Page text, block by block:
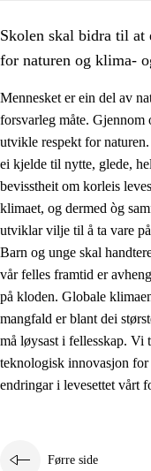
1.
1.1
1.2 Identitet og
1.3 Kritisk tenking
1.4 Skaparglede,
1.5 Respekt for
Skolen skal bidra til at
for naturen og klima-
Mennesket er ein del av
forsvarleg måte.
utvikle respekt for
ei kjelde til nytte, glede,
bevisstheit om korleis
klimaet, og dermed òg
utviklar vilje til å ta vare
Barn og unge skal
vår felles framtid er
på kloden. Globale
mangfald er blant dei
må løysast i fellesskap. Vi
teknologisk innovasjon
endringar i levesettet vårt
Førre side